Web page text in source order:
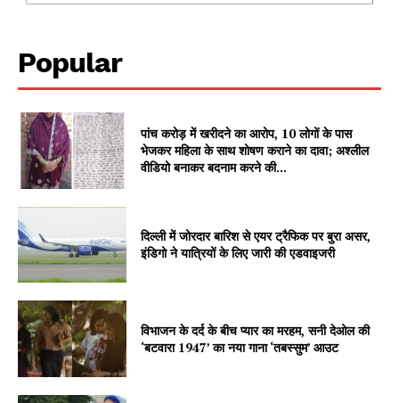
Company
About
Popular
पांच करोड़ में खरीदने का आरोप, 10 लोगों के पास
भेजकर महिला के साथ शोषण कराने का दावा; अश्लील
वीडियो बनाकर बदनाम करने की...
दिल्ली में जोरदार बारिश से एयर ट्रैफिक पर बुरा असर,
इंडिगो ने यात्रियों के लिए जारी की एडवाइजरी
विभाजन के दर्द के बीच प्यार का मरहम, सनी देओल की
‘बटवारा 1947’ का नया गाना ‘तबस्सुम’ आउट